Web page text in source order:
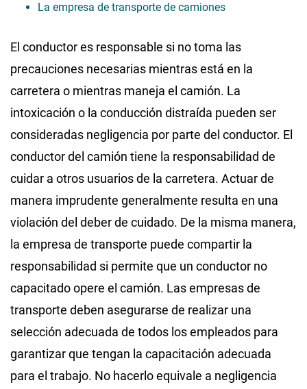
La empresa de transporte de camiones
El conductor es responsable si no toma las
precauciones necesarias mientras está en la
carretera o mientras maneja el camión. La
intoxicación o la conducción distraída pueden ser
consideradas negligencia por parte del conductor. El
conductor del camión tiene la responsabilidad de
cuidar a otros usuarios de la carretera. Actuar de
manera imprudente generalmente resulta en una
violación del deber de cuidado. De la misma manera,
la empresa de transporte puede compartir la
responsabilidad si permite que un conductor no
capacitado opere el camión. Las empresas de
transporte deben asegurarse de realizar una
selección adecuada de todos los empleados para
garantizar que tengan la capacitación adecuada
para el trabajo. No hacerlo equivale a negligencia